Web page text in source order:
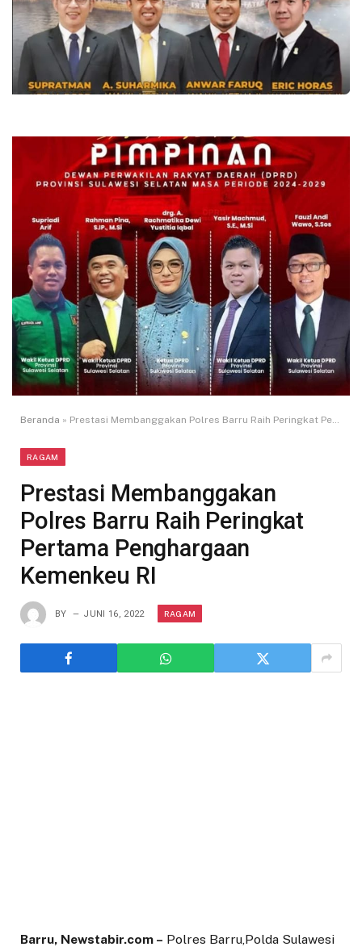
Beranda » Prestasi Membanggakan Polres Barru Raih Peringkat Pertama Penghargaan Kemenkeu RI
RAGAM
Prestasi Membanggakan
Polres Barru Raih Peringkat
Pertama Penghargaan
Kemenkeu RI
BY JUNI 16, 2022 RAGAM
Barru, Newstabir.com – Polres Barru,Polda Sulawesi